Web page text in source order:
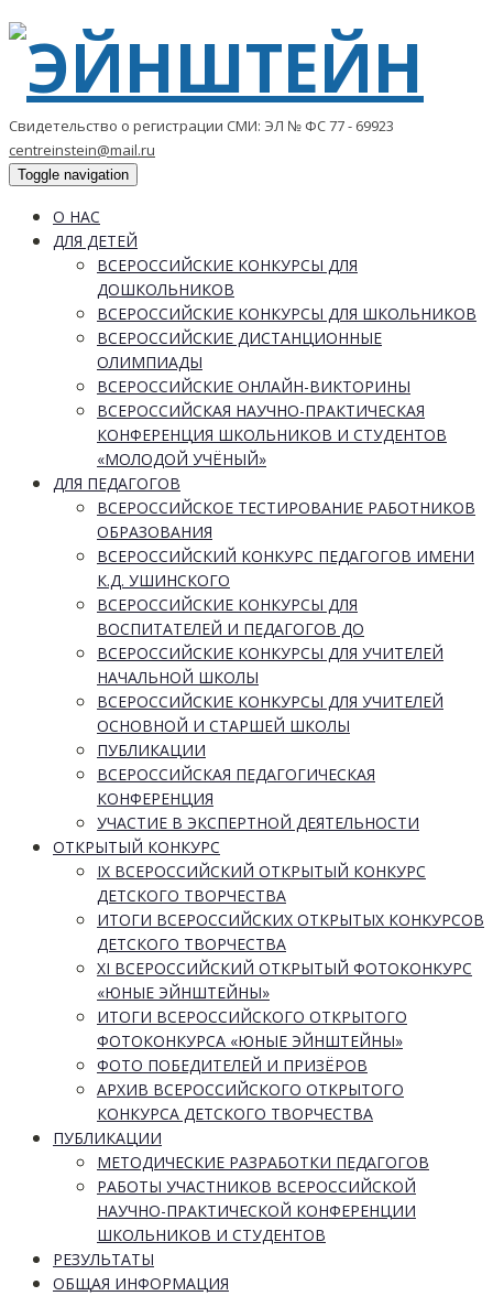
Свидетельство о регистрации СМИ: ЭЛ № ФС 77 - 69923
centreinstein@mail.ru
Toggle navigation
О НАС
ДЛЯ ДЕТЕЙ
ВСЕРОССИЙСКИЕ КОНКУРСЫ ДЛЯ
ДОШКОЛЬНИКОВ
ВСЕРОССИЙСКИЕ КОНКУРСЫ ДЛЯ ШКОЛЬНИКОВ
ВСЕРОССИЙСКИЕ ДИСТАНЦИОННЫЕ
ОЛИМПИАДЫ
ВСЕРОССИЙСКИЕ ОНЛАЙН-ВИКТОРИНЫ
ВСЕРОССИЙСКАЯ НАУЧНО-ПРАКТИЧЕСКАЯ
КОНФЕРЕНЦИЯ ШКОЛЬНИКОВ И СТУДЕНТОВ
«МОЛОДОЙ УЧЁНЫЙ»
ДЛЯ ПЕДАГОГОВ
ВСЕРОССИЙСКОЕ ТЕСТИРОВАНИЕ РАБОТНИКОВ
ОБРАЗОВАНИЯ
ВСЕРОССИЙСКИЙ КОНКУРС ПЕДАГОГОВ ИМЕНИ
К.Д. УШИНСКОГО
ВСЕРОССИЙСКИЕ КОНКУРСЫ ДЛЯ
ВОСПИТАТЕЛЕЙ И ПЕДАГОГОВ ДО
ВСЕРОССИЙСКИЕ КОНКУРСЫ ДЛЯ УЧИТЕЛЕЙ
НАЧАЛЬНОЙ ШКОЛЫ
ВСЕРОССИЙСКИЕ КОНКУРСЫ ДЛЯ УЧИТЕЛЕЙ
ОСНОВНОЙ И СТАРШЕЙ ШКОЛЫ
ПУБЛИКАЦИИ
ВСЕРОССИЙСКАЯ ПЕДАГОГИЧЕСКАЯ
КОНФЕРЕНЦИЯ
УЧАСТИЕ В ЭКСПЕРТНОЙ ДЕЯТЕЛЬНОСТИ
ОТКРЫТЫЙ КОНКУРС
IX ВСЕРОССИЙСКИЙ ОТКРЫТЫЙ КОНКУРС
ДЕТСКОГО ТВОРЧЕСТВА
ИТОГИ ВСЕРОССИЙСКИХ ОТКРЫТЫХ КОНКУРСОВ
ДЕТСКОГО ТВОРЧЕСТВА
XI ВСЕРОССИЙСКИЙ ОТКРЫТЫЙ ФОТОКОНКУРС
«ЮНЫЕ ЭЙНШТЕЙНЫ»
ИТОГИ ВСЕРОССИЙСКОГО ОТКРЫТОГО
ФОТОКОНКУРСА «ЮНЫЕ ЭЙНШТЕЙНЫ»
ФОТО ПОБЕДИТЕЛЕЙ И ПРИЗЁРОВ
АРХИВ ВСЕРОССИЙСКОГО ОТКРЫТОГО
КОНКУРСА ДЕТСКОГО ТВОРЧЕСТВА
ПУБЛИКАЦИИ
МЕТОДИЧЕСКИЕ РАЗРАБОТКИ ПЕДАГОГОВ
РАБОТЫ УЧАСТНИКОВ ВСЕРОССИЙСКОЙ
НАУЧНО-ПРАКТИЧЕСКОЙ КОНФЕРЕНЦИИ
ШКОЛЬНИКОВ И СТУДЕНТОВ
РЕЗУЛЬТАТЫ
ОБЩАЯ ИНФОРМАЦИЯ